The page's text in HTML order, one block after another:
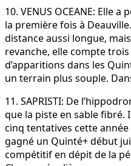
10. VENUS OCEANE: Elle
la première fois à
distance aussi longue,
revanche, elle compte
d’apparitions dans les
un terrain plus souple.
11. SAPRISTI: De
que la piste en sable fibré.
cinq tentatives cette
gagné un Quinté+ début
compétitif en dépit de la